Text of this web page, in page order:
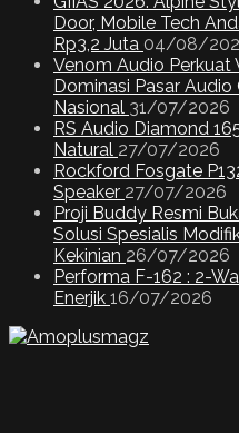
Door, Mobile Tech
Rp3,2 Juta 04/08/
Venom Audio Perkuat
Dominasi Pasar
Nasional 31/07/2026
RS Audio Diamond
Natural 27/07/2026
Rockford Fosgate
Speaker 27/07/2026
Proji Buddy Resmi
Solusi Spesialis
Kekinian 26/07/2026
Performa F-162 : 2-
Enerjik 16/07/2026